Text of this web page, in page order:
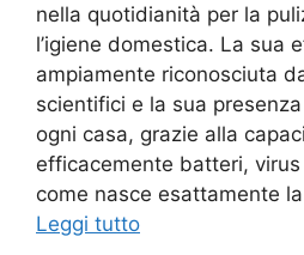
nella quotidianità per la
l’igiene domestica. La sua
ampiamente riconosciuta
scientifici e la sua
ogni casa, grazie alla
efficacemente batteri,
come nasce esattamente
Leggi tutto